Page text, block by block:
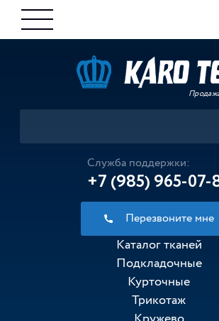
Служба поддержки:
+7 (985) 965-07-
Перезвоните мне
Каталог тканей
Подкладочные
Курточные
Трикотаж